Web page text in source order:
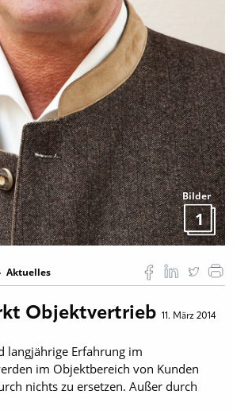
Bilder
1
Aktuelles
Objektvertrieb 11. März 2014
langjährige Erfahrung im
im Objektbereich von Kunden
nichts zu ersetzen. Außer durch